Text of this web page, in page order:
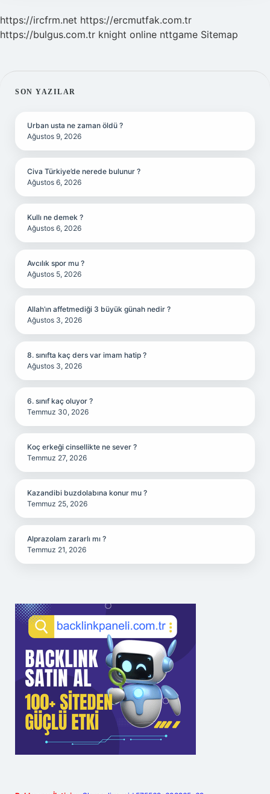
https://ircfrm.net https://ercmutfak.com.tr
https://bulgus.com.tr knight online nttgame Sitemap
SIDEBAR
SON YAZILAR
Urban usta ne zaman öldü ?
Ağustos 9, 2026
Civa Türkiye’de nerede bulunur ?
Ağustos 6, 2026
Kullı ne demek ?
Ağustos 6, 2026
Avcılık spor mu ?
Ağustos 5, 2026
Allah’ın affetmediği 3 büyük günah nedir ?
Ağustos 3, 2026
8. sınıfta kaç ders var imam hatip ?
Ağustos 3, 2026
6. sınıf kaç oluyor ?
Temmuz 30, 2026
Koç erkeği cinsellikte ne sever ?
Temmuz 27, 2026
Kazandibi buzdolabına konur mu ?
Temmuz 25, 2026
Alprazolam zararlı mı ?
Temmuz 21, 2026